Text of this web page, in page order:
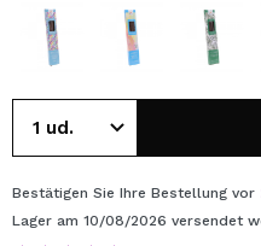
Bestätigen Sie Ihre Bestellung vor
Lager am 10/08/2026 versendet